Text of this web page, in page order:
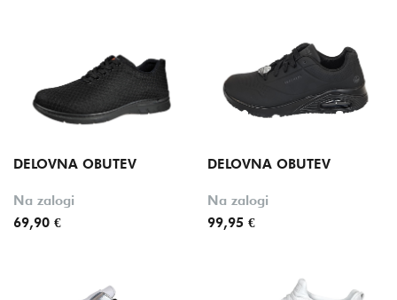
DELOVNA OBUTEV
Na zalogi
69,90 €
DELOVNA OBUTEV
Na zalogi
99,95 €